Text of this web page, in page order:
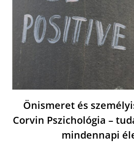
Önismeret és
Corvin Pszichológia –
mindennapi